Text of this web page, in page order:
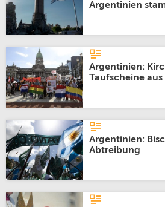
Argentinien
Argentinien:
Taufscheine aus
Argentinien:
Abtreibung